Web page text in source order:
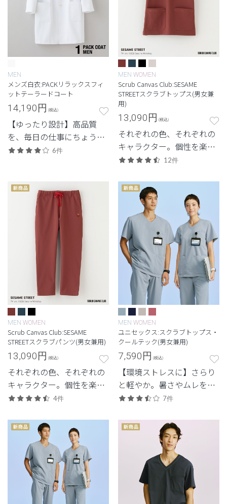
MEN
メンズ白衣:PACKリラックスフィ
ットテーラードコート
14,190円 (税込)
【ゆったり設計】高品質
を、毎日の仕事にちょうど
よく。日常使いしやすいプ
6件
MEN WOMEN
Scrub Canvas Club:SESAME
STREETスクラブトップス(男女兼
用)
13,090円 (税込)
それぞれの色、それぞれの
キャラクター。個性を楽し
みながら、チームとしてひ
12件
MEN WOMEN
Scrub Canvas Club:SESAME
STREETスクラブパンツ(男女兼用)
13,090円 (税込)
それぞれの色、それぞれの
キャラクター。個性を楽し
みながら、チームとしてひ
4件
MEN WOMEN
ユニセックス:スクラブトップス・
クールテック(男女兼用)
7,590円 (税込)
【環境ストレスに】さらり
と軽やか。暑さやムレを抑
え、快適さを重視した定
7件